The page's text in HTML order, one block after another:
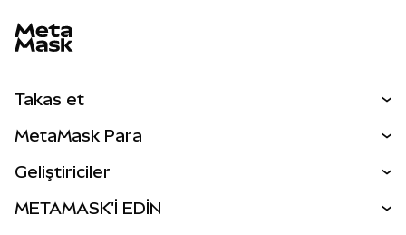
Takas et
Perps
RWA'lar
MetaMask Para
Geliştiriciler
METAMASK'İ EDİN